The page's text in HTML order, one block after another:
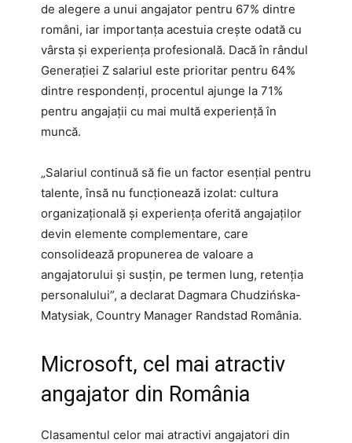
de alegere a unui angajator pentru 67% dintre
români, iar importanța acestuia crește odată cu
vârsta și experiența profesională. Dacă în rândul
Generației Z salariul este prioritar pentru 64%
dintre respondenți, procentul ajunge la 71%
pentru angajații cu mai multă experiență în
muncă.
„Salariul continuă să fie un factor esențial pentru
talente, însă nu funcționează izolat: cultura
organizațională și experiența oferită angajaților
devin elemente complementare, care
consolidează propunerea de valoare a
angajatorului și susțin, pe termen lung, retenția
personalului”, a declarat Dagmara Chudzińska-
Matysiak, Country Manager Randstad România.
Microsoft, cel mai atractiv
angajator din România
Clasamentul celor mai atractivi angajatori din